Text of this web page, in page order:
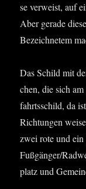
se ver­weist, auf
Aber gera­de
Bezeich­ne­tem
Das Schild mit
chen, die sich
fahrts­schild, da
Rich­tun­gen
zwei rote und ein
Fußgänger/
platz und